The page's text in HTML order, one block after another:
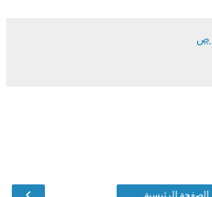
الصفحة الرئيسية